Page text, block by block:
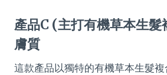
產品C (主打有機草本生
膚質
這款產品以獨特的有機草本生髮